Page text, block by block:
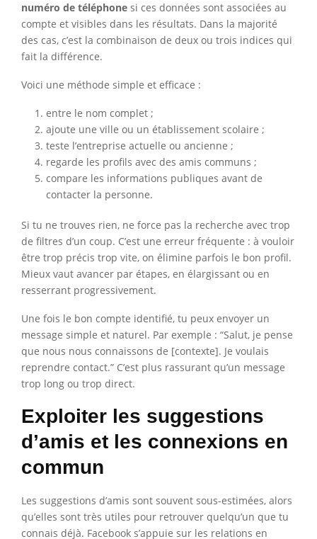
numéro de téléphone si ces données sont associées au
compte et visibles dans les résultats. Dans la majorité
des cas, c’est la combinaison de deux ou trois indices qui
fait la différence.
Voici une méthode simple et efficace :
entre le nom complet ;
ajoute une ville ou un établissement scolaire ;
teste l’entreprise actuelle ou ancienne ;
regarde les profils avec des amis communs ;
compare les informations publiques avant de
contacter la personne.
Si tu ne trouves rien, ne force pas la recherche avec trop
de filtres d’un coup. C’est une erreur fréquente : à vouloir
être trop précis trop vite, on élimine parfois le bon profil.
Mieux vaut avancer par étapes, en élargissant ou en
resserrant progressivement.
Une fois le bon compte identifié, tu peux envoyer un
message simple et naturel. Par exemple : “Salut, je pense
que nous nous connaissons de [contexte]. Je voulais
reprendre contact.” C’est plus rassurant qu’un message
trop long ou trop direct.
Exploiter les suggestions
d’amis et les connexions en
commun
Les suggestions d’amis sont souvent sous-estimées, alors
qu’elles sont très utiles pour retrouver quelqu’un que tu
connais déjà. Facebook s’appuie sur les relations en